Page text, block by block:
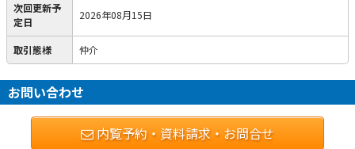
次回更新予
定日
2026年08月15日
取引態様 仲介
お問い合わせ
内覧予約・資料請求・お問合せ